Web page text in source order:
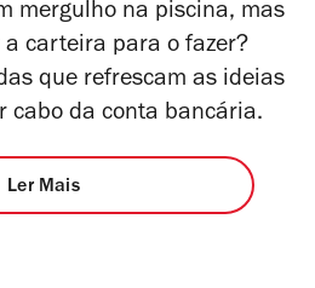
mergulho na piscina, mas
a carteira para o fazer?
que refrescam as ideias
cabo da conta bancária.
Ler Mais